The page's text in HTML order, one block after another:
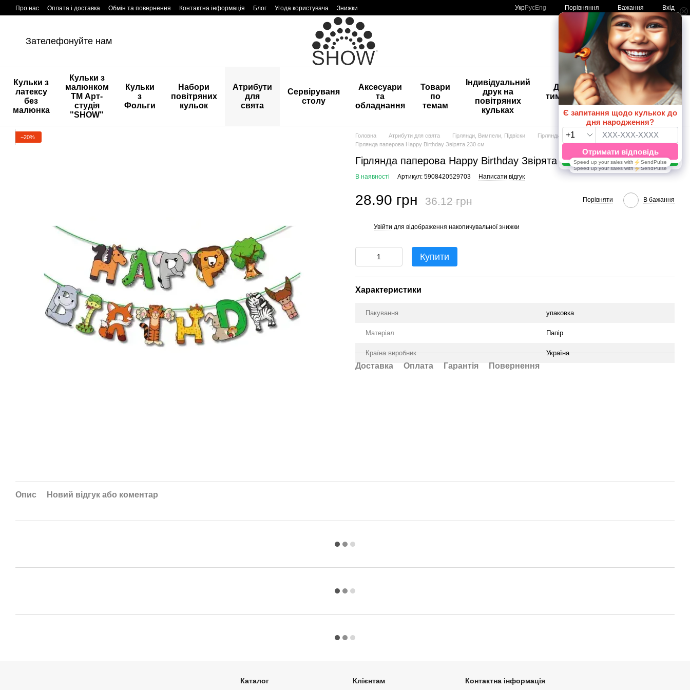
Перейти к основному контенту
Про нас Оплата і доставка Обмін та повернення Контактна інформація Блог Угода користувача Знижки УкрРусEng Порівняння Бажання Вхід
Зателефонуйте нам Мій кошик
Кульки з
латексу
без
малюнка
Кульки з
малюнком
ТМ Арт-
студія
"SHOW"
Кульки
з
Фольги
Набори
повітряних
кульок
Атрибути
для
свята
Сервіруваня
столу
Аксесуари
та
обладнання
Товари
по
темам
Індивідуальний
друк на
повітряних
кульках
Дитяче
тимчасове
тату
🚨🚨🚨
Розпродаж
Кульки з
друком😀
🎈
−20% Головна Атрибути для свята Гірлянди, Вимпели, Підвіски
Гірлянди
Гірлянда паперова Happy Birthday Звірята 230 см
Гірлянда паперова Happy Birthday Звірята 230 см
В наявності Артикул: 5908420529703 Написати відгук
28.90 грн 36.12 грн Порівняти В бажання
Увійти для відображення накопичувальної знижки
Купити
Характеристики
Пакування упаковка
Матеріал Папір
Країна виробник Україна
Доставка Оплата Гарантія Повернення
Опис Новий відгук або коментар
Каталог Клієнтам Контактна інформація